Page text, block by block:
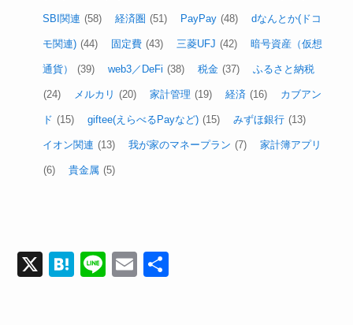
SBI関連 (58) 経済圏 (51) PayPay (48) dなんとか(ドコ
モ関連) (44) 固定費 (43) 三菱UFJ (42) 暗号資産（仮想
通貨） (39) web3／DeFi (38) 税金 (37) ふるさと納税
(24) メルカリ (20) 家計管理 (19) 経済 (16) カブアン
ド (15) giftee(えらべるPayなど) (15) みずほ銀行 (13)
イオン関連 (13) 我が家のマネープラン (7) 家計簿アプリ
(6) 貴金属 (5)
X
H
Li
E